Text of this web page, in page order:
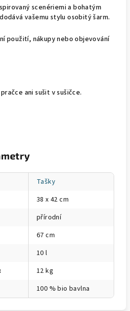
scenériemi a bohatým
vašemu stylu osobitý šarm.
použití, nákupy nebo objevování
ani sušit v sušičce.
Tašky
38 x 42 cm
přírodní
67 cm
10 l
:
12 kg
100 % bio bavlna